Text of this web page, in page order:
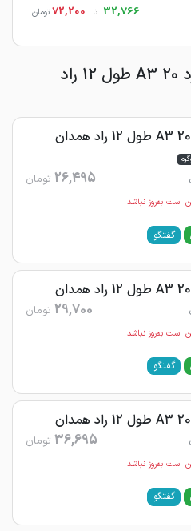
32,766 تا 72,200 تومان
لیست فروشندگان میلگرد 20 A3 طول 12 راد
26,495 تومان
به‌روز نباشد
گفتگو
29,700 تومان
به‌روز نباشد
گفتگو
36,695 تومان
به‌روز نباشد
گفتگو